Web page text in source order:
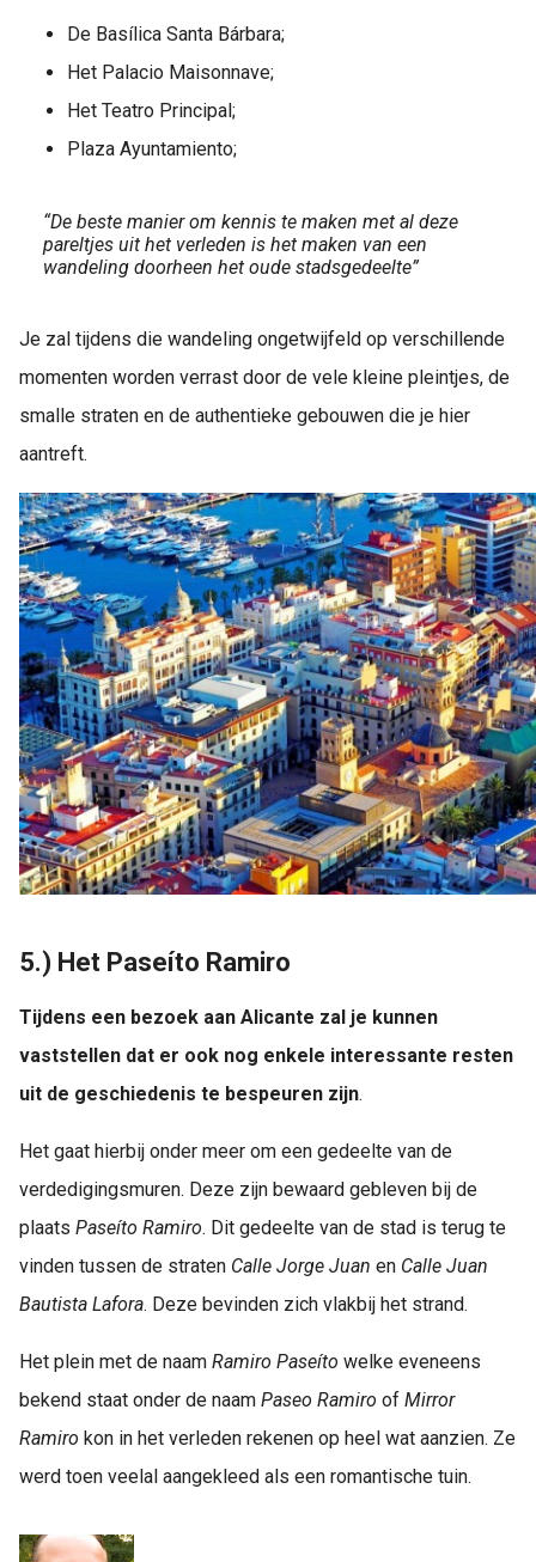
De Basílica Santa Bárbara;
Het Palacio Maisonnave;
Het Teatro Principal;
Plaza Ayuntamiento;
“De beste manier om kennis te maken met al deze
pareltjes uit het verleden is het maken van een
wandeling doorheen het oude stadsgedeelte”
Je zal tijdens die wandeling ongetwijfeld op verschillende
momenten worden verrast door de vele kleine pleintjes, de
smalle straten en de authentieke gebouwen die je hier
aantreft.
5.) Het Paseíto Ramiro
Tijdens een bezoek aan Alicante zal je kunnen
vaststellen dat er ook nog enkele interessante resten
uit de geschiedenis te bespeuren zijn.
Het gaat hierbij onder meer om een gedeelte van de
verdedigingsmuren. Deze zijn bewaard gebleven bij de
plaats Paseíto Ramiro. Dit gedeelte van de stad is terug te
vinden tussen de straten Calle Jorge Juan en Calle Juan
Bautista Lafora. Deze bevinden zich vlakbij het strand.
Het plein met de naam Ramiro Paseíto welke eveneens
bekend staat onder de naam Paseo Ramiro of Mirror
Ramiro kon in het verleden rekenen op heel wat aanzien. Ze
werd toen veelal aangekleed als een romantische tuin.